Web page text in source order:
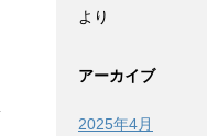
より
アーカイブ
2025年4月